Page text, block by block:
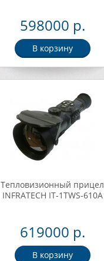
598000 р.
В корзину
Тепловизионный прицел
INFRATECH IT-1TWS-610A
619000 р.
В корзину